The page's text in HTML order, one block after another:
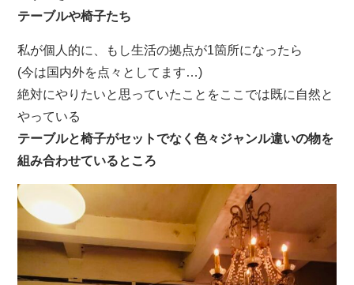
テーブルや椅子たち
私が個人的に、もし生活の拠点が1箇所になったら
(今は国内外を点々としてます…)
絶対にやりたいと思っていたことをここでは既に自然と
やっている
テーブルと椅子がセットでなく色々ジャンル違いの物を
組み合わせているところ